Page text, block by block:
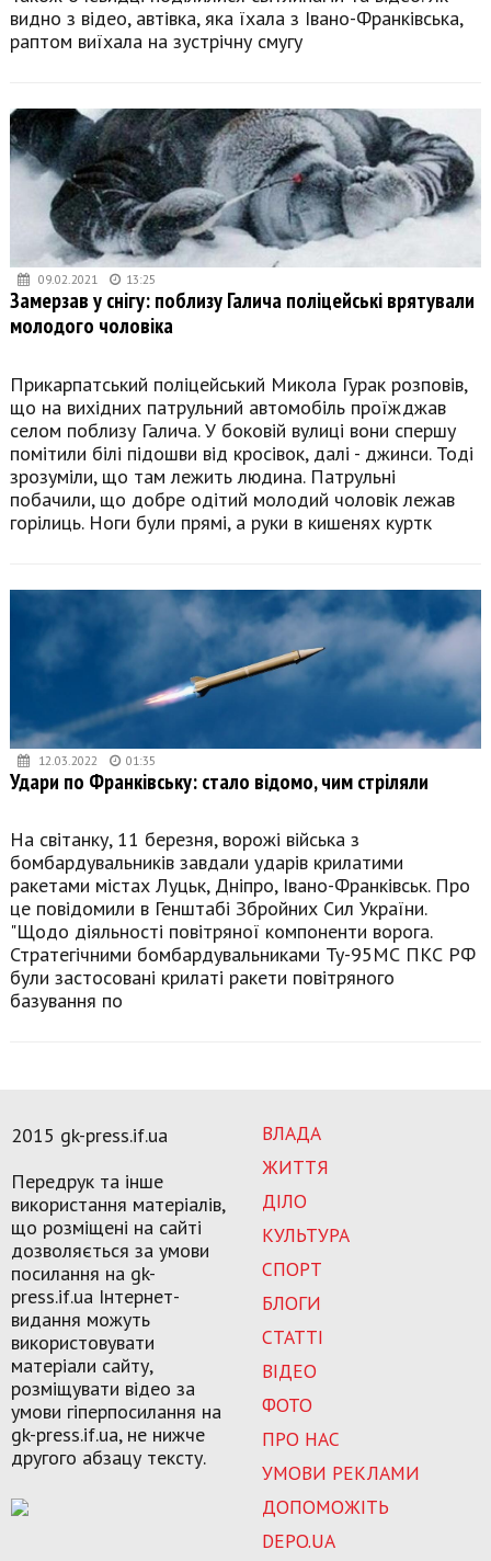
видно з відео, автівка, яка їхала з Івано-Франківська,
раптом виїхала на зустрічну смугу
09.02.2021 13:25
Замерзав у снігу: поблизу Галича поліцейські врятували
молодого чоловіка
Прикарпатський поліцейський Микола Гурак розповів,
що на вихідних патрульний автомобіль проїжджав
селом поблизу Галича. У боковій вулиці вони спершу
помітили білі підошви від кросівок, далі - джинси. Тоді
зрозуміли, що там лежить людина. Патрульні
побачили, що добре одітий молодий чоловік лежав
горілиць. Ноги були прямі, а руки в кишенях куртк
12.03.2022 01:35
Удари по Франківську: стало відомо, чим стріляли
На світанку, 11 березня, ворожі війська з
бомбардувальників завдали ударів крилатими
ракетами містах Луцьк, Дніпро, Івано-Франківськ. Про
це повідомили в Генштабі Збройних Сил України.
"Щодо діяльності повітряної компоненти ворога.
Стратегічними бомбардувальниками Ту-95МС ПКС РФ
були застосовані крилаті ракети повітряного
базування по
ВЛАДА
ЖИТТЯ
ДІЛО
КУЛЬТУРА
СПОРТ
БЛОГИ
СТАТТІ
ВІДЕО
ФОТО
ПРО НАС
УМОВИ РЕКЛАМИ
ДОПОМОЖІТЬ
DEPO.UA
2015 gk-press.if.ua
Передрук та інше
використання матеріалів,
що розміщені на сайті
дозволяється за умови
посилання на gk-
press.if.ua Інтернет-
видання можуть
використовувати
матеріали сайту,
розміщувати відео за
умови гіперпосилання на
gk-press.if.ua, не нижче
другого абзацу тексту.